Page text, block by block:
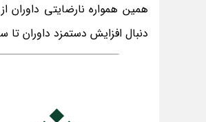
همین همواره نارضایتی داوران
دنبال افزایش دستمزد داوران تا سقف یک میلیون و 400 هزار تومان بودند اما ظاهرا این